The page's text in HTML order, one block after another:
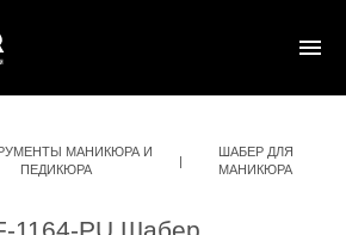
МАНИКЮРА И
ПЕДИКЮРА
|
ШАБЕР ДЛЯ
МАНИКЮРА